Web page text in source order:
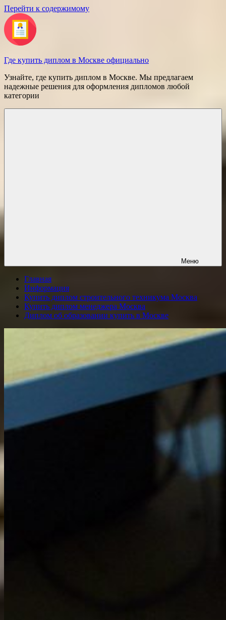
Перейти к содержимому
Где купить диплом в Москве официально
Узнайте, где купить диплом в Москве. Мы предлагаем
надежные решения для оформления дипломов любой
категории
Меню
Главная
Информация
Купить диплом строительного техникума Москва
Купить диплом менеджера Москва
Диплом об образовании купить в Москве